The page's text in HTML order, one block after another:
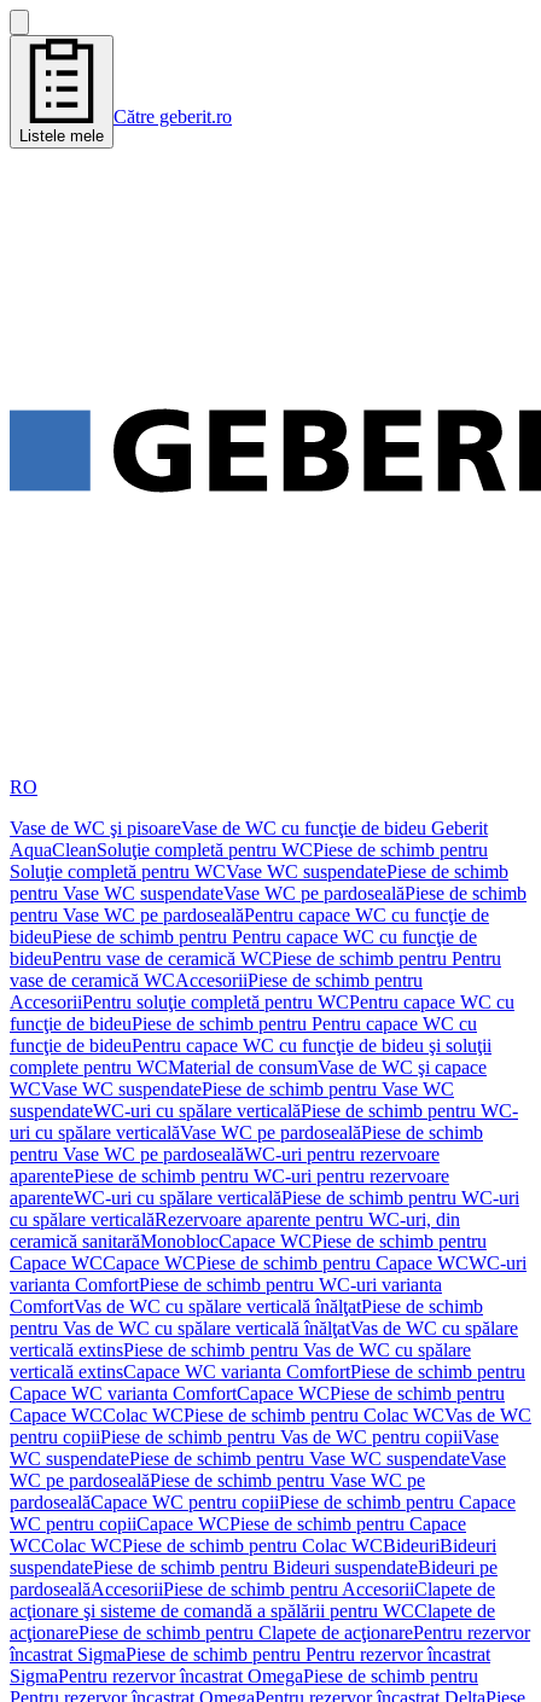
Listele mele
Către geberit.ro
RO
Vase de WC şi pisoareVase de WC cu funcţie de bideu Geberit
AquaCleanSoluţie completă pentru WCPiese de schimb pentru
Soluţie completă pentru WCVase WC suspendatePiese de schimb
pentru Vase WC suspendateVase WC pe pardosealăPiese de schimb
pentru Vase WC pe pardosealăPentru capace WC cu funcţie de
bideuPiese de schimb pentru Pentru capace WC cu funcţie de
bideuPentru vase de ceramică WCPiese de schimb pentru Pentru
vase de ceramică WCAccesoriiPiese de schimb pentru
AccesoriiPentru soluţie completă pentru WCPentru capace WC cu
funcţie de bideuPiese de schimb pentru Pentru capace WC cu
funcţie de bideuPentru capace WC cu funcţie de bideu şi soluţii
complete pentru WCMaterial de consumVase de WC şi capace
WCVase WC suspendatePiese de schimb pentru Vase WC
suspendateWC-uri cu spălare verticalăPiese de schimb pentru WC-
uri cu spălare verticalăVase WC pe pardosealăPiese de schimb
pentru Vase WC pe pardosealăWC-uri pentru rezervoare
aparentePiese de schimb pentru WC-uri pentru rezervoare
aparenteWC-uri cu spălare verticalăPiese de schimb pentru WC-uri
cu spălare verticalăRezervoare aparente pentru WC-uri, din
ceramică sanitarăMonoblocCapace WCPiese de schimb pentru
Capace WCCapace WCPiese de schimb pentru Capace WCWC-uri
varianta ComfortPiese de schimb pentru WC-uri varianta
ComfortVas de WC cu spălare verticală înălţatPiese de schimb
pentru Vas de WC cu spălare verticală înălţatVas de WC cu spălare
verticală extinsPiese de schimb pentru Vas de WC cu spălare
verticală extinsCapace WC varianta ComfortPiese de schimb pentru
Capace WC varianta ComfortCapace WCPiese de schimb pentru
Capace WCColac WCPiese de schimb pentru Colac WCVas de WC
pentru copiiPiese de schimb pentru Vas de WC pentru copiiVase
WC suspendatePiese de schimb pentru Vase WC suspendateVase
WC pe pardosealăPiese de schimb pentru Vase WC pe
pardosealăCapace WC pentru copiiPiese de schimb pentru Capace
WC pentru copiiCapace WCPiese de schimb pentru Capace
WCColac WCPiese de schimb pentru Colac WCBideuriBideuri
suspendatePiese de schimb pentru Bideuri suspendateBideuri pe
pardosealăAccesoriiPiese de schimb pentru AccesoriiClapete de
acţionare şi sisteme de comandă a spălării pentru WCClapete de
acţionarePiese de schimb pentru Clapete de acţionarePentru rezervor
încastrat SigmaPiese de schimb pentru Pentru rezervor încastrat
SigmaPentru rezervor încastrat OmegaPiese de schimb pentru
Pentru rezervor încastrat OmegaPentru rezervor încastrat DeltaPiese